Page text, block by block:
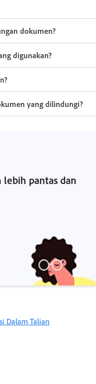
dokumen?
digunakan?
yang dilindungi?
lebih pantas dan
Dalam Talian